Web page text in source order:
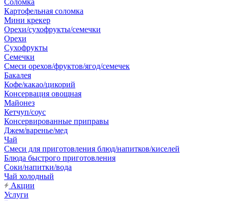
Соломка
Картофельная соломка
Мини крекер
Орехи/сухофрукты/семечки
Орехи
Сухофрукты
Семечки
Смеси орехов/фруктов/ягод/семечек
Бакалея
Кофе/какао/цикорий
Консервация овощная
Майонез
Кетчуп/соус
Консервированные приправы
Джем/варенье/мед
Чай
Смеси для приготовления блюд/напитков/киселей
Блюда быстрого приготовления
Соки/напитки/вода
Чай холодный
Акции
Услуги